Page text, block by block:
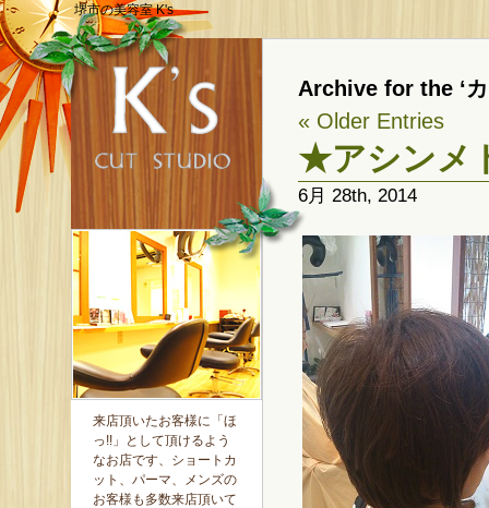
堺市の美容室 K's
来店頂いたお客様に「ほ
っ!!」として頂けるよう
なお店です、ショートカ
ット、パーマ、メンズの
お客様も多数来店頂いて
Archive for the ‘
« Older Entries
★アシンメ
6月 28th, 2014